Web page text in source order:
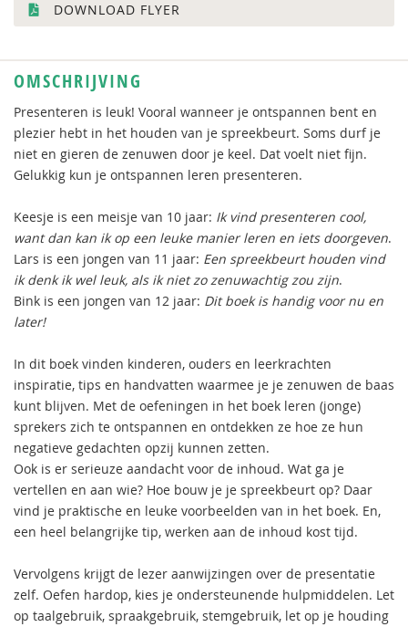
DOWNLOAD FLYER
OMSCHRIJVING
Presenteren is leuk! Vooral wanneer je ontspannen bent en
plezier hebt in het houden van je spreekbeurt. Soms durf je
niet en gieren de zenuwen door je keel. Dat voelt niet fijn.
Gelukkig kun je ontspannen leren presenteren.
Keesje is een meisje van 10 jaar: Ik vind presenteren cool,
want dan kan ik op een leuke manier leren en iets doorgeven.
Lars is een jongen van 11 jaar: Een spreekbeurt houden vind
ik denk ik wel leuk, als ik niet zo zenuwachtig zou zijn.
Bink is een jongen van 12 jaar: Dit boek is handig voor nu en
later!
In dit boek vinden kinderen, ouders en leerkrachten
inspiratie, tips en handvatten waarmee je je zenuwen de baas
kunt blijven. Met de oefeningen in het boek leren (jonge)
sprekers zich te ontspannen en ontdekken ze hoe ze hun
negatieve gedachten opzij kunnen zetten.
Ook is er serieuze aandacht voor de inhoud. Wat ga je
vertellen en aan wie? Hoe bouw je je spreekbeurt op? Daar
vind je praktische en leuke voorbeelden van in het boek. En,
een heel belangrijke tip, werken aan de inhoud kost tijd.
Vervolgens krijgt de lezer aanwijzingen over de presentatie
zelf. Oefen hardop, kies je ondersteunende hulpmiddelen. Let
op taalgebruik, spraakgebruik, stemgebruik, let op je houding